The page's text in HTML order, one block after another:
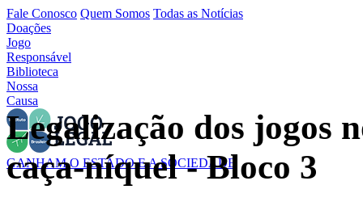
Fale Conosco Quem Somos Todas as Notícias
Doações
Jogo
Responsável
Biblioteca
Nossa
Causa
GANHAM O ESTADO E A SOCIEDADE
Legalização dos jogos
caça-níquel - Bloco 3